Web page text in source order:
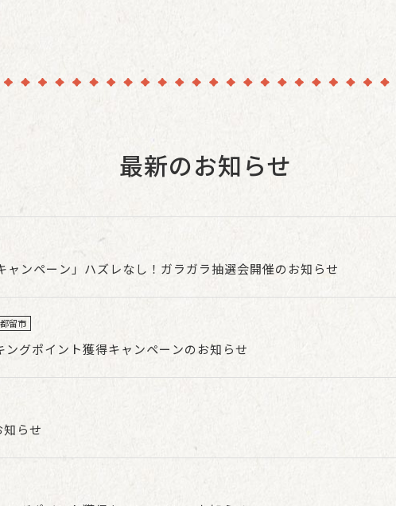
最新のお知らせ
ャンペーン」ハズレなし！ガラガラ抽選会開催のお知らせ
都留市
グポイント獲得キャンペーンのお知らせ
知らせ